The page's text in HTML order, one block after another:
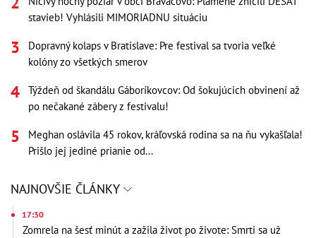
stavieb! Vyhlásili MIMORIADNU situáciu
Dopravný kolaps v Bratislave: Pre festival sa tvoria veľké
kolóny zo všetkých smerov
Týždeň od škandálu Gáboríkovcov: Od šokujúcich obvinení až
po nečakané zábery z festivalu!
Meghan oslávila 45 rokov, kráľovská rodina sa na ňu vykašľala!
Prišlo jej jediné prianie od...
NAJNOVŠIE ČLÁNKY
17:30
Zomrela na šesť minút a zažila život po živote: Smrti sa už